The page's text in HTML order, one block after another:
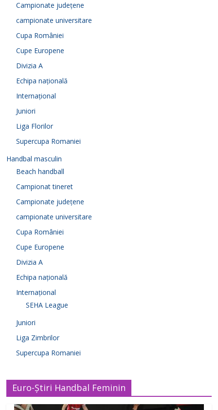
Campionate județene
campionate universitare
Cupa României
Cupe Europene
Divizia A
Echipa națională
Internațional
Juniori
Liga Florilor
Supercupa Romaniei
Handbal masculin
Beach handball
Campionat tineret
Campionate județene
campionate universitare
Cupa României
Cupe Europene
Divizia A
Echipa națională
Internațional
SEHA League
Juniori
Liga Zimbrilor
Supercupa Romaniei
Euro-Știri Handbal Feminin